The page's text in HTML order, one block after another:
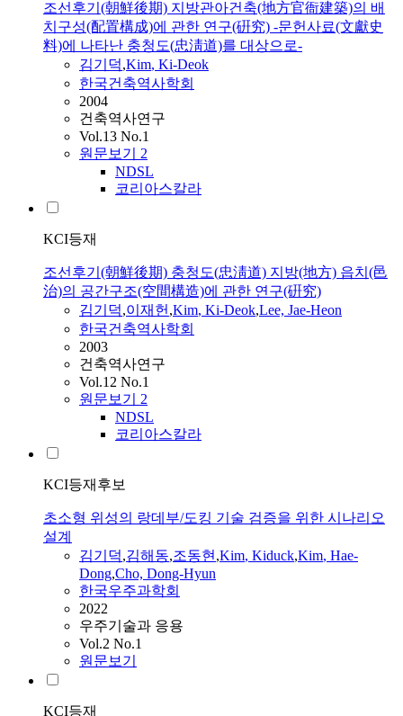
조선후기(朝鮮後期) 지방관아건축(地方官衙建築)의 배
치구성(配置構成)에 관한 연구(硏究) -문헌사료(文獻史
料)에 나타난 충청도(忠淸道)를 대상으로-
김기덕,Kim, Ki-Deok
한국건축역사학회
2004
건축역사연구
Vol.13 No.1
원문보기 2
NDSL
코리아스칼라
KCI등재
조선후기(朝鮮後期) 충청도(忠淸道) 지방(地方) 읍치(邑
治)의 공간구조(空間構造)에 관한 연구(硏究)
김기덕,이재헌,Kim, Ki-Deok,Lee, Jae-Heon
한국건축역사학회
2003
건축역사연구
Vol.12 No.1
원문보기 2
NDSL
코리아스칼라
KCI등재후보
초소형 위성의 랑데부/도킹 기술 검증을 위한 시나리오
설계
김기덕,김해동,조동현,Kim, Kiduck,Kim, Hae-
Dong,Cho, Dong-Hyun
한국우주과학회
2022
우주기술과 응용
Vol.2 No.1
원문보기
KCI등재